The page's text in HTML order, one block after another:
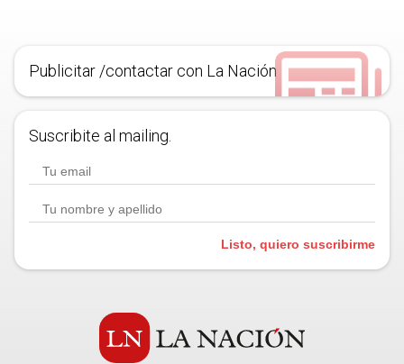
Publicitar /contactar con La Nación
Suscribite al mailing.
Listo, quiero suscribirme